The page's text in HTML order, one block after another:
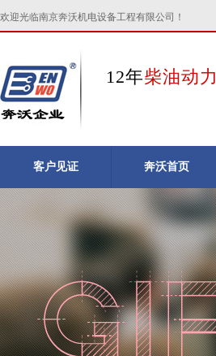
欢迎光临南京奔沃机电设备工程有限公司！
12年柴油动力
客户见证 奔沃首页